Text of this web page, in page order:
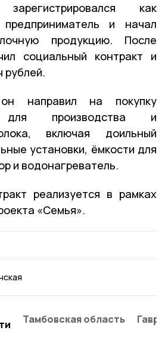
зарегистрировался как
предприниматель и начал
продукцию. После
социальный контракт и
рублей.
направил на покупку
для производства и
включая доильный
установки, ёмкости для
и водонагреватель.
реализуется в рамках
«Семья».
Тамбовская область